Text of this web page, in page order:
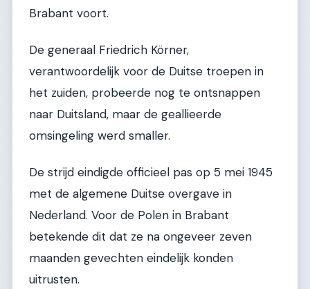
Brabant voort.
De generaal Friedrich Körner,
verantwoordelijk voor de Duitse troepen in
het zuiden, probeerde nog te ontsnappen
naar Duitsland, maar de geallieerde
omsingeling werd smaller.
De strijd eindigde officieel pas op 5 mei 1945
met de algemene Duitse overgave in
Nederland. Voor de Polen in Brabant
betekende dit dat ze na ongeveer zeven
maanden gevechten eindelijk konden
uitrusten.